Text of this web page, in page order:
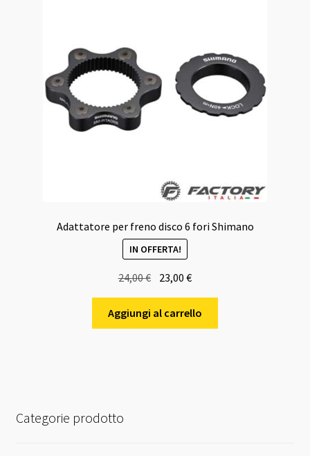
Adattatore per freno disco 6 fori Shimano
IN OFFERTA!
24,00€
prezzo
originale
era:
23,00€Il
prezzo
attuale
è:
Aggiungi al carrello
Categorie prodotto